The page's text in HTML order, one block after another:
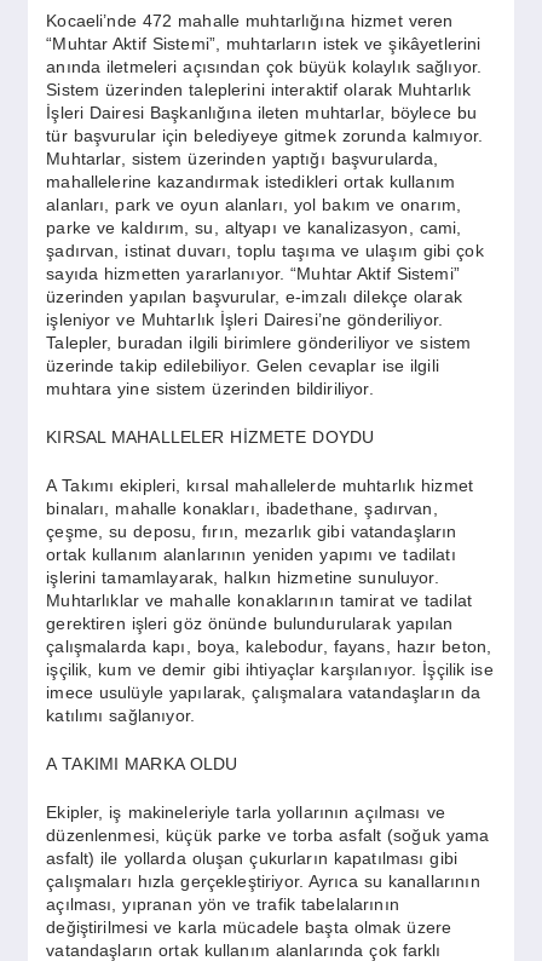
Kocaeli’nde 472 mahalle muhtarlığına hizmet veren
“Muhtar Aktif Sistemi”, muhtarların istek ve şikâyetlerini
anında iletmeleri açısından çok büyük kolaylık sağlıyor.
Sistem üzerinden taleplerini interaktif olarak Muhtarlık
İşleri Dairesi Başkanlığına ileten muhtarlar, böylece bu
tür başvurular için belediyeye gitmek zorunda kalmıyor.
Muhtarlar, sistem üzerinden yaptığı başvurularda,
mahallelerine kazandırmak istedikleri ortak kullanım
alanları, park ve oyun alanları, yol bakım ve onarım,
parke ve kaldırım, su, altyapı ve kanalizasyon, cami,
şadırvan, istinat duvarı, toplu taşıma ve ulaşım gibi çok
sayıda hizmetten yararlanıyor. “Muhtar Aktif Sistemi”
üzerinden yapılan başvurular, e-imzalı dilekçe olarak
işleniyor ve Muhtarlık İşleri Dairesi’ne gönderiliyor.
Talepler, buradan ilgili birimlere gönderiliyor ve sistem
üzerinde takip edilebiliyor. Gelen cevaplar ise ilgili
muhtara yine sistem üzerinden bildiriliyor.
KIRSAL MAHALLELER HİZMETE DOYDU
A Takımı ekipleri, kırsal mahallelerde muhtarlık hizmet
binaları, mahalle konakları, ibadethane, şadırvan,
çeşme, su deposu, fırın, mezarlık gibi vatandaşların
ortak kullanım alanlarının yeniden yapımı ve tadilatı
işlerini tamamlayarak, halkın hizmetine sunuluyor.
Muhtarlıklar ve mahalle konaklarının tamirat ve tadilat
gerektiren işleri göz önünde bulundurularak yapılan
çalışmalarda kapı, boya, kalebodur, fayans, hazır beton,
işçilik, kum ve demir gibi ihtiyaçlar karşılanıyor. İşçilik ise
imece usulüyle yapılarak, çalışmalara vatandaşların da
katılımı sağlanıyor.
A TAKIMI MARKA OLDU
Ekipler, iş makineleriyle tarla yollarının açılması ve
düzenlenmesi, küçük parke ve torba asfalt (soğuk yama
asfalt) ile yollarda oluşan çukurların kapatılması gibi
çalışmaları hızla gerçekleştiriyor. Ayrıca su kanallarının
açılması, yıpranan yön ve trafik tabelalarının
değiştirilmesi ve karla mücadele başta olmak üzere
vatandaşların ortak kullanım alanlarında çok farklı